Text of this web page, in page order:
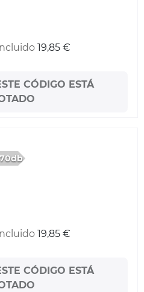
19,85 €
CÓDIGO ESTÁ
19,85 €
CÓDIGO ESTÁ